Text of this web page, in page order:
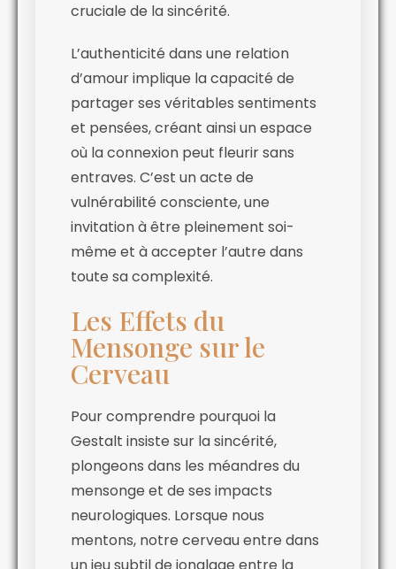
cruciale de la sincérité.
L’authenticité dans une relation
d’amour implique la capacité de
partager ses véritables sentiments
et pensées, créant ainsi un espace
où la connexion peut fleurir sans
entraves. C’est un acte de
vulnérabilité consciente, une
invitation à être pleinement soi-
même et à accepter l’autre dans
toute sa complexité.
Les Effets du
Mensonge sur le
Cerveau
Pour comprendre pourquoi la
Gestalt insiste sur la sincérité,
plongeons dans les méandres du
mensonge et de ses impacts
neurologiques. Lorsque nous
mentons, notre cerveau entre dans